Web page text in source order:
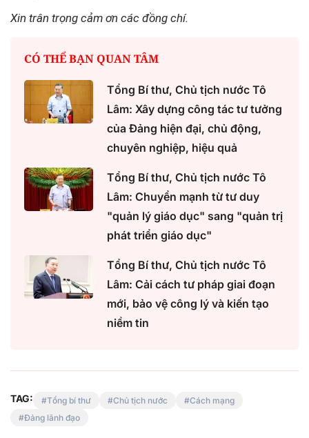
Xin trân trọng cảm ơn các đồng chí.
CÓ THỂ BẠN QUAN TÂM
Tổng Bí thư, Chủ tịch nước Tô
Lâm: Xây dựng công tác tư tưởng
của Đảng hiện đại, chủ động,
chuyên nghiệp, hiệu quả
Tổng Bí thư, Chủ tịch nước Tô
Lâm: Chuyển mạnh từ tư duy
"quản lý giáo dục" sang "quản trị
phát triển giáo dục"
Tổng Bí thư, Chủ tịch nước Tô
Lâm: Cải cách tư pháp giai đoạn
mới, bảo vệ công lý và kiến tạo
niềm tin
TAG: Tổng bí thư Chủ tịch nước
Cách mạng
Đảng lãnh đạo